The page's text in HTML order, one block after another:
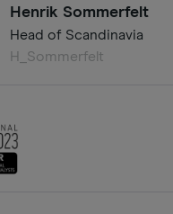
Henrik Sommerfelt
Head of Scandinavia
H_Sommerfelt